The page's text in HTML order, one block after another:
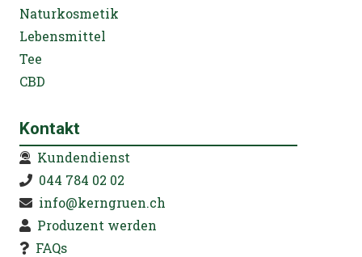
Naturkosmetik
Lebensmittel
Tee
CBD
Kontakt
Kundendienst
044 784 02 02
info@kerngruen.ch
Produzent werden
FAQs